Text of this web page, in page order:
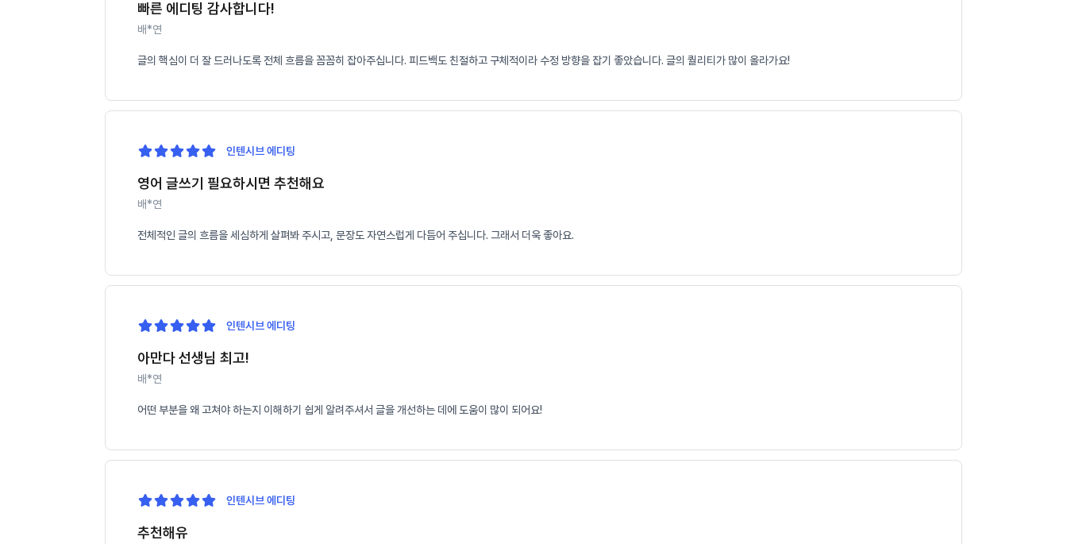
빠른 에디팅 감사합니다!
배*연
글의 핵심이 더 잘 드러나도록 전체 흐름을 꼼꼼히 잡아주십니다. 피드백도 친절하고 구체적이라 수정 방향을 잡기 좋았습니다. 글의 퀄리티가 많이 올라가요!
인텐시브 에디팅
영어 글쓰기 필요하시면 추천해요
배*연
전체적인 글의 흐름을 세심하게 살펴봐 주시고, 문장도 자연스럽게 다듬어 주십니다. 그래서 더욱 좋아요.
인텐시브 에디팅
아만다 선생님 최고!
배*연
어떤 부분을 왜 고쳐야 하는지 이해하기 쉽게 알려주셔서 글을 개선하는 데에 도움이 많이 되어요!
인텐시브 에디팅
추천해유